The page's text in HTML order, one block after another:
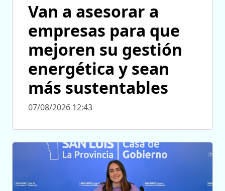
Van a asesorar a
empresas para que
mejoren su gestión
energética y sean
más sustentables
07/08/2026 12:43